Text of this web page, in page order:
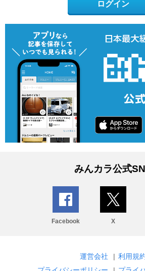
ログイン
みんカラ公式
Facebook X
運営会社 | 利用規